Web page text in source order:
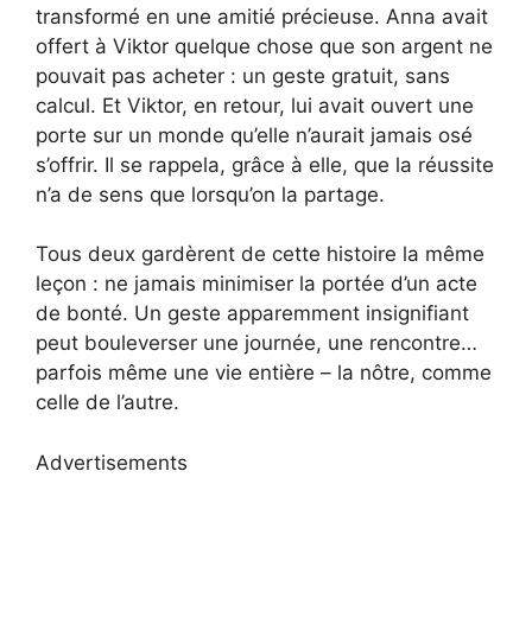
transformé en une amitié précieuse. Anna avait
offert à Viktor quelque chose que son argent ne
pouvait pas acheter : un geste gratuit, sans
calcul. Et Viktor, en retour, lui avait ouvert une
porte sur un monde qu’elle n’aurait jamais osé
s’offrir. Il se rappela, grâce à elle, que la réussite
n’a de sens que lorsqu’on la partage.
Tous deux gardèrent de cette histoire la même
leçon : ne jamais minimiser la portée d’un acte
de bonté. Un geste apparemment insignifiant
peut bouleverser une journée, une rencontre…
parfois même une vie entière – la nôtre, comme
celle de l’autre.
Advertisements